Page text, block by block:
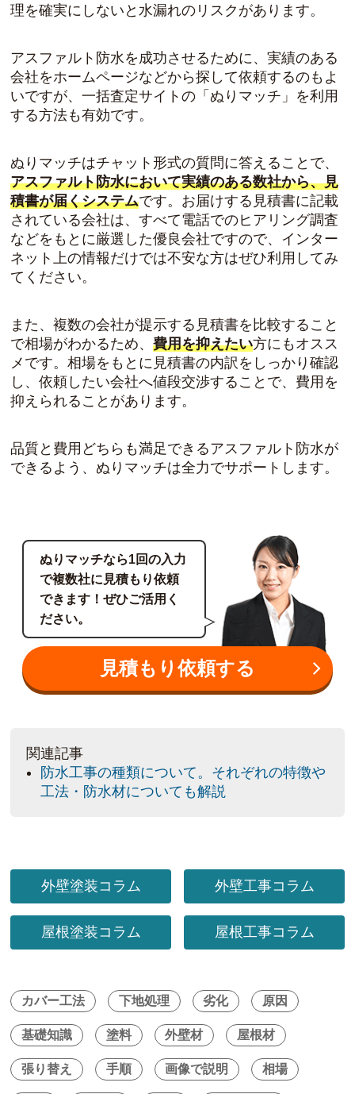
理を確実にしないと水漏れのリスクがあります。
アスファルト防水を成功させるために、実績のある
会社をホームページなどから探して依頼するのもよ
いですが、一括査定サイトの「 ぬりマッチ 」を利用
する方法も有効です。
ぬりマッチはチャット形式の質問に答えることで、
アスファルト防水において実績のある数社から、見
積書が届くシステムです。お届けする見積書に記載
されている会社は、すべて電話でのヒアリング調査
などをもとに厳選した優良会社ですので、インター
ネット上の情報だけでは不安な方はぜひ利用してみ
てください。
また、複数の会社が提示する見積書を比較すること
で相場がわかるため、費用を抑えたい方にもオスス
メです。相場をもとに見積書の内訳をしっかり確認
し、依頼したい会社へ値段交渉することで、費用を
抑えられることがあります。
品質と費用どちらも満足できるアスファルト防水が
できる よう、ぬりマッチは全力でサポートします。
ぬりマッチなら1回の入力
で複数社に見積もり依頼
できます！ぜひご活用く
ださい。
見積もり依頼する
関連記事
防水工事の種類について。それぞれの特徴や
工法・防水材についても解説
外壁塗装コラム 外壁工事コラム
屋根塗装コラム 屋根工事コラム
カバー工法 下地処理 劣化 原因
基礎知識 塗料 外壁材 屋根材
張り替え 手順 画像で説明 相場